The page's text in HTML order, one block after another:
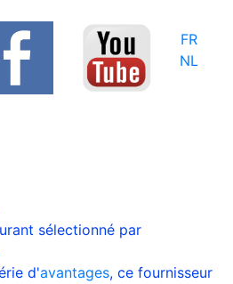
FR
NL
sélectionné par
d'avantages, ce fournisseur